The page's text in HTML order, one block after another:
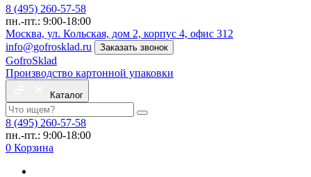
8 (495) 260-57-58
пн.-пт.: 9:00-18:00
Москва, ул. Кольская, дом 2, корпус 4, офис 312
info@gofrosklad.ru
Заказать звонок
GofroSklad
Производство картонной упаковки
Каталог
8 (495) 260-57-58
пн.-пт.: 9:00-18:00
0 Корзина